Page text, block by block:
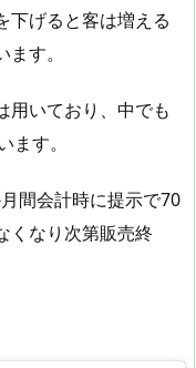
下げると客は増える
す。
用いており、中でも
ます。
間会計時に提示で70
くなり次第販売終